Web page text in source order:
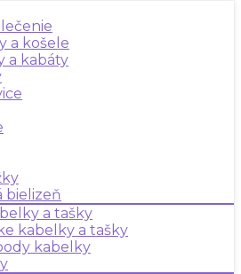
a košele
a kabáty
bielizeň
a tašky
kabelky a tašky
kabelky